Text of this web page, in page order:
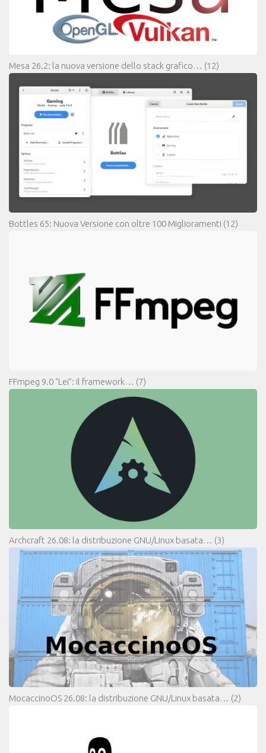
Mesa 26.2: la nuova versione dello stack grafico… (12)
Bottles 65: Nuova Versione con oltre 100 Miglioramenti (12)
FFmpeg 9.0 “Lei”: il framework… (7)
Archcraft 26.08: la distribuzione GNU/Linux basata… (3)
MocaccinoOS 26.08: la distribuzione GNU/Linux basata… (2)